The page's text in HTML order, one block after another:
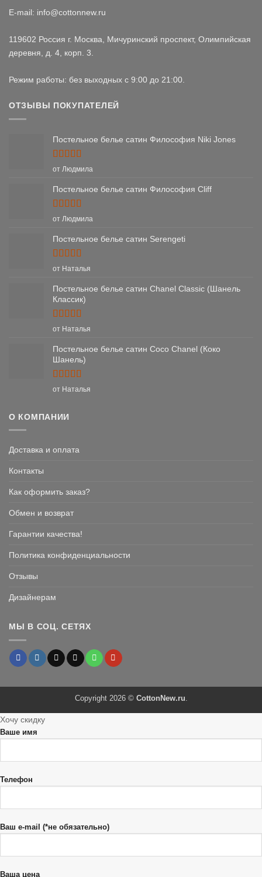
E-mail: info@cottonnew.ru
119602 Россия г. Москва, Мичуринский проспект, Олимпийская
деревня, д. 4, корп. 3.
Режим работы: без выходных с 9:00 до 21:00.
ОТЗЫВЫ ПОКУПАТЕЛЕЙ
Постельное белье сатин Философия Niki Jones
Оценка5
от Людмила
Постельное белье сатин Философия Cliff
Оценка5
от Людмила
Постельное белье сатин Serengeti
Оценка5
от Наталья
Постельное белье сатин Chanel Classic (Шанель
Классик)
Оценка5
от Наталья
Постельное белье сатин Coco Chanel (Коко
Шанель)
Оценка5
от Наталья
О КОМПАНИИ
Доставка и оплата
Контакты
Как оформить заказ?
Обмен и возврат
Гарантии качества!
Политика конфиденциальности
Отзывы
Дизайнерам
МЫ В СОЦ. СЕТЯХ
Copyright 2026 © CottonNew.ru
Хочу скидку
Ваше имя
Телефон
Ваш e-mail (*не обязательно)
Ваша цена